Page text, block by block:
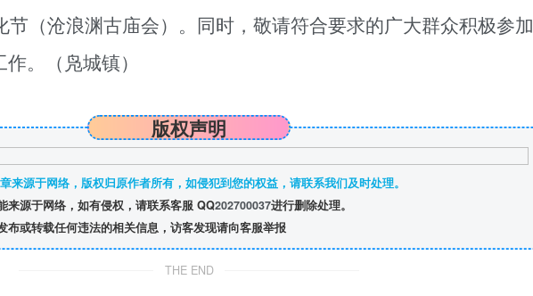
节（沧浪渊古庙会）。同时，敬请符合要求的广大群众积极参加
。
（凫城镇）
版权声明
来源于网络，版权归原作者所有，如侵犯到您的权益，请联系我们及时处理。
来源于网络，如有侵权，请联系客服 QQ202700037进行删除处理。
布或转载任何违法的相关信息，访客发现请向客服举报
THE END